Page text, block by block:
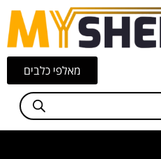
מאלפי כלבים